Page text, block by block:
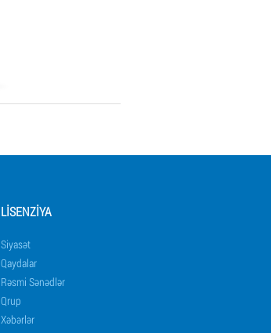
LISENZIYA
Siyasət
Qaydalar
Rəsmi Sənədlər
Qrup
Xəbərlər